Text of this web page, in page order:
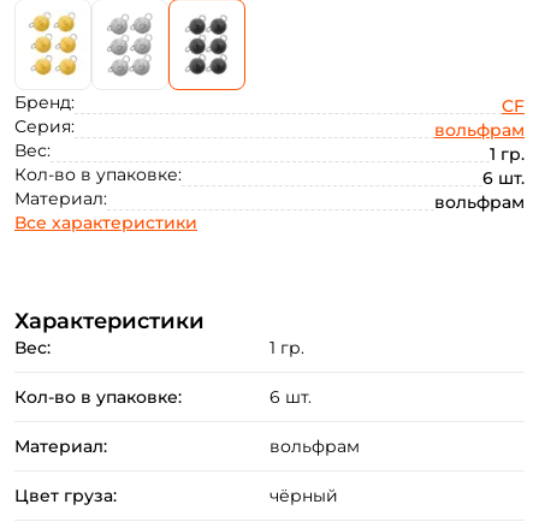
Бренд:
CF
Серия:
вольфрам
Вес:
1 гр.
Кол-во в упаковке:
6 шт.
Материал:
вольфрам
Все характеристики
Характеристики
Вес: 1 гр.
Кол-во в упаковке: 6 шт.
Материал: вольфрам
Цвет груза: чёрный
Создать аккаунт
ФИО: *